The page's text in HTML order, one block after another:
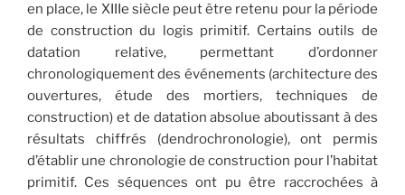
en place, le XIIIe siècle peut être retenu pour la période
de construction du logis primitif. Certains outils de
datation relative, permettant d’ordonner
chronologiquement des événements (architecture des
ouvertures, étude des mortiers, techniques de
construction) et de datation absolue aboutissant à des
résultats chiffrés (dendrochronologie), ont permis
d’établir une chronologie de construction pour l’habitat
primitif. Ces séquences ont pu être raccrochées à